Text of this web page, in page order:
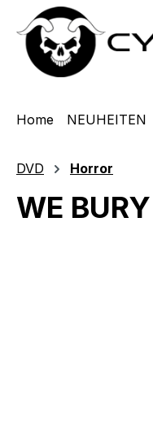
Hauptinhalt springen
Zur Suche springen
Zur
Home NEUHEITEN
DVD Horror
WE